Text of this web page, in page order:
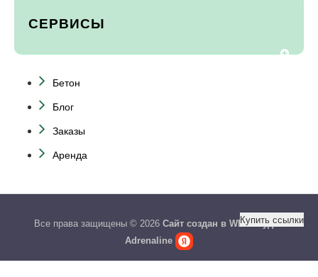
СЕРВИСЫ
Бетон
Блог
Заказы
Аренда
Все права защищены © 2026 Сайт создан в WEB студии
Adrenaline
Купить ссылки